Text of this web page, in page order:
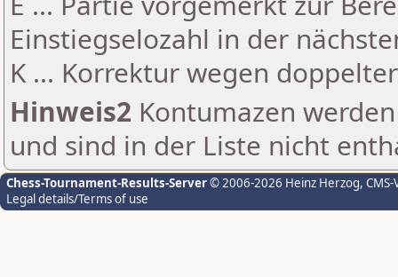
Einstiegselozahl in der
K ... Korrektur wegen
Hinweis2 Kontumazen
und sind in der Liste nicht
Chess-Tournament-Results-Server© 2006-2026 Heinz Herzog,
Legal details/Terms of use